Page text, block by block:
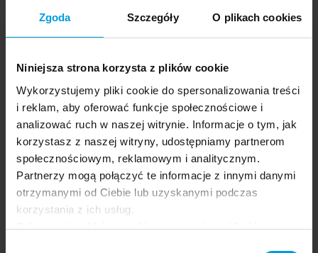
Zgoda Szczegóły O plikach cookies
Niniejsza strona korzysta z plików cookie
Wykorzystujemy pliki cookie do spersonalizowania treści
i reklam, aby oferować funkcje społecznościowe i
analizować ruch w naszej witrynie. Informacje o tym, jak
korzystasz z naszej witryny, udostępniamy partnerom
społecznościowym, reklamowym i analitycznym.
Partnerzy mogą połączyć te informacje z innymi danymi
otrzymanymi od Ciebie lub uzyskanymi podczas
korzystania z ich usług.
Odrzucenie plików cookie może uniemożliwić
Grupa docelowa:
General Employers Journalists
Dowiedz się więcej
The Human Side of Business
Festival app.